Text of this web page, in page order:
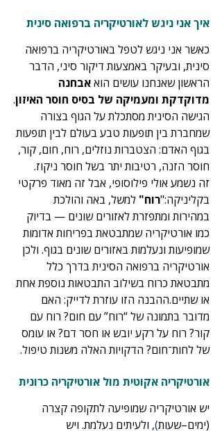
איך אני ניגש לאורטיקריה ברפואה סינית
כאשר אני ניגש לטפל באורטיקריה ברפואה
סינית, ובעיקר באמצעות דיקור סיני, הדבר
הראשון שאנחנו עושים הוא אבחנה
מדוקדקת ומעמיקה של בסיס חוסר האיזון.
הגישה הסינית מסתכלת על הגוף בצורה
שמחברת בין תופעות טבע בעולם לבין תופעות
בגוף האדם: הצטברות נוזלים, רוח, חום, קור,
חוסר הזנה, רטיבות יתר בשל חוסר ניקוז.
זה נשמע אולי פילוסופי, אבל זה מאוד פרקטי
בקליניקה:"רוח" למשל, באה והולכת
במהירות ומתפזרת לאזורים שונים — בדיוק
כמו אורטיקריה שמתבטאת בפריחות אדומות
שמופיעות ונעלמות באזורים שונים בגוף. ולכן
אורטיקריה ברפואה הסינית בדרך כלל
מתבטאת כרוח בשילוב התבטאות נוספת אחת
או שתיים.ההבנה הזו עוזרת לדייק: האם
מדובר בתמונה של “רוח” עם חום? רוח עם
קור? רוח על רקע יובש או חסר דם? או עומס
של לחות־חום? הדקויות האלה משנות טיפול.
אורטיקריה אקוטית מול אורטיקריה כרונית
יש אורטיקריה שמופיעה לתקופה קצרה
(ימים–שעות), ולעיתים נעלמת. ויש